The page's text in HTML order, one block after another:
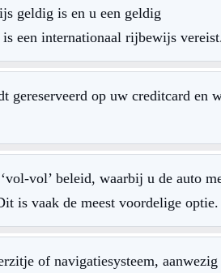
geldig is en u een geldig
een internationaal rijbewijs
gereserveerd op uw creditcard en
vol’ beleid, waarbij u de auto
is vaak de meest voordelige optie.
of navigatiesysteem,